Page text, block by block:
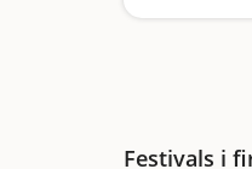
Festivals i